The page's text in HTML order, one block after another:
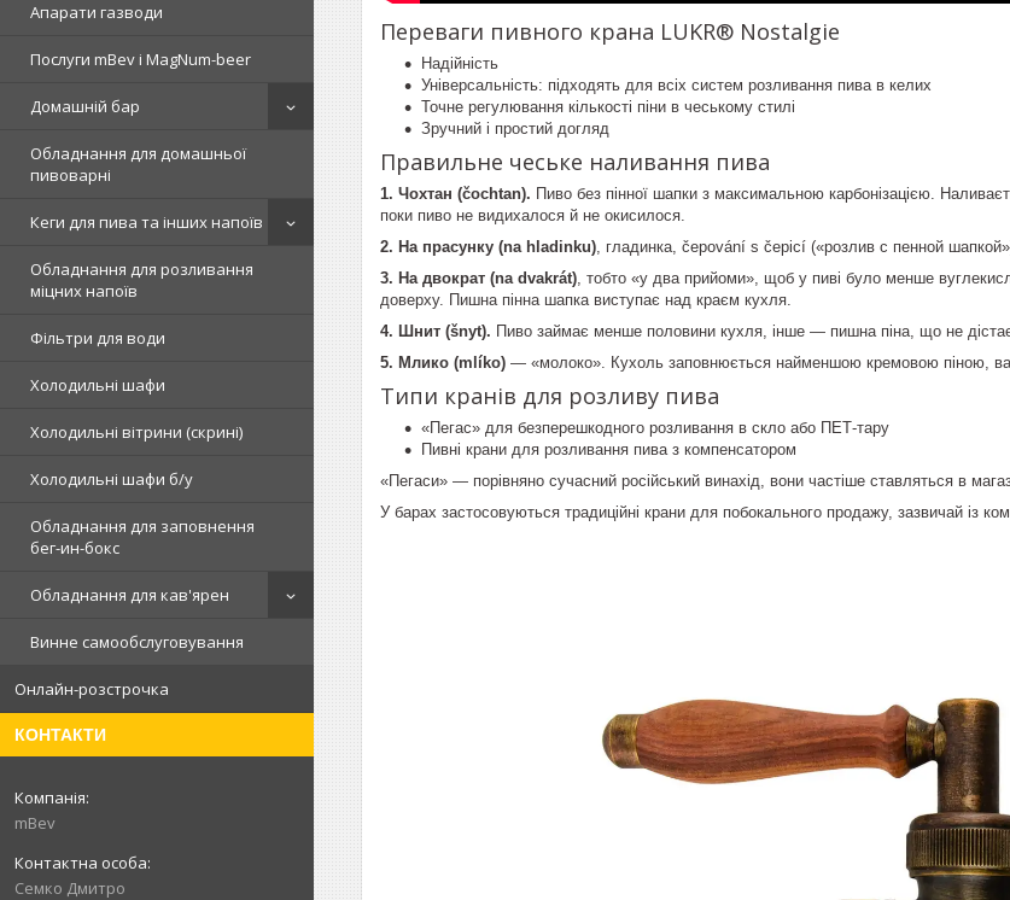
Апарати газводи
Послуги mBev і MagNum-beer
Домашній бар
Обладнання для домашньої
пивоварні
Кеги для пива та інших напоїв
Обладнання для розливання
міцних напоїв
Фільтри для води
Холодильні шафи
Холодильні вітрини (скрині)
Холодильні шафи б/у
Обладнання для заповнення
бег-ин-бокс
Обладнання для кав'ярен
Винне самообслуговування
Онлайн-розстрочка
КОНТАКТИ
mBev
Cемко Дмитро
Переваги пивного крана LUKR® Nostalgie
Надійність
Універсальність: підходять для всіх систем розливання пива в келих
Точне регулювання кількості піни в чеському стилі
Зручний і простий догляд
Правильне чеське наливання пива
1. Чохтан (čochtan). Пиво без пінної шапки з максимальною карбонізацією.
поки пиво не видихалося й не окисилося.
2. На прасунку (na hladinku) , гладинка, čepování s čepicí («розлив с пенной
3. На двократ (na dvakrát) , тобто «у два прийоми», щоб у пиві було менше
доверху. Пишна пінна шапка виступає над краєм кухля.
4. Шнит (šnyt). Пиво займає менше половини кухля, інше — пишна піна, що не дістає
5. Млико (mlíko) — «молоко». Кухоль заповнюється найменшою кремовою піною,
Типи кранів для розливу пива
«Пегас» для безперешкодного розливання в скло або ПЕТ-тару
Пивні крани для розливання пива з компенсатором
«Пегаси» — порівняно сучасний російський винахід, вони частіше ставляться в
У барах застосовуються традиційні крани для побокального продажу, зазвичай із